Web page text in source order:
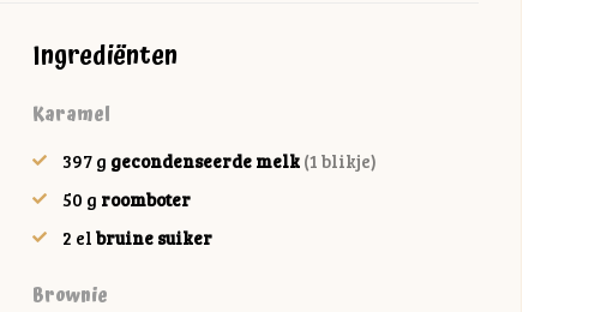
Ingrediënten
Karamel
397 g gecondenseerde melk (1 blikje)
50 g roomboter
2 el bruine suiker
Brownie